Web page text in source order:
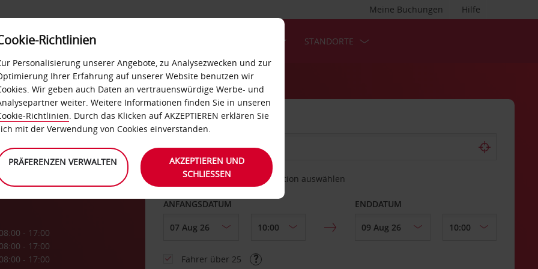
Hilfe
Meine Buchungen
LOYALTY SELF-SERVICES STANDORTE
08:00 - 17:00
08:00 - 17:00
08:00 - 17:00
ABHOLEN VON
Eine andere Rückgabestation auswählen
ANFANGSDATUM ENDDATUM
Fahrer über 25
Richtlinien
Personalisierung unserer Angebote, zu Analysezwecken und zur
Ihrer Erfahrung auf unserer Website benutzen wir
Wir geben auch Daten an vertrauenswürdige Werbe- und
weiter. Weitere Informationen finden Sie in unseren
Richtlinien. Durch das Klicken auf AKZEPTIEREN erklären Sie
mit der Verwendung von Cookies einverstanden.
PRÄFERENZEN VERWALTEN
AKZEPTIEREN UND
SCHLIESSEN